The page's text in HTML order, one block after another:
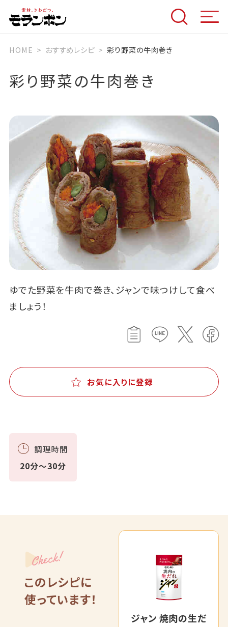
HOME おすすめレシピ 彩り野菜の牛肉巻き
彩り野菜の牛肉巻き
ゆでた野菜を牛肉で巻き、ジャンで味つけして食べ
ましょう！
お気に入りに登録
調理時間
20分～30分
Check!
このレシピに
使っています！
ジャン 焼肉の生だ